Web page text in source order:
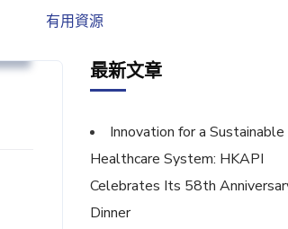
有用資源
最新文章
Innovation for a Sustainable
Healthcare System: HKAPI
Celebrates Its 58th
Dinner